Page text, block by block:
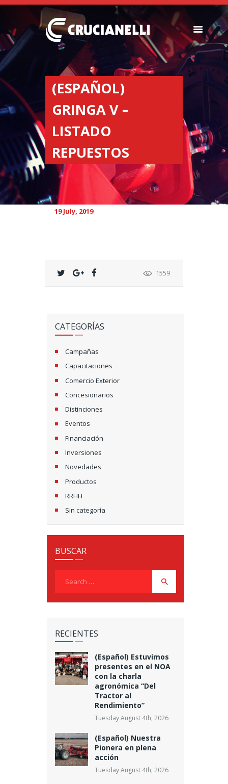
(ESPAÑOL)
GRINGA V –
LISTADO
REPUESTOS
SEEDERS
FERTILIZER
SPREADERS
ABOUT US
DEALERSHIPS
NEWS
COMPANY
CONTACT
19 July, 2019
1559
CATEGORÍAS
Campañas
Capacitaciones
Comercio Exterior
Concesionarios
Distinciones
Eventos
Financiación
Inversiones
Novedades
Productos
RRHH
Sin categoría
BUSCAR
RECIENTES
(Español) Estuvimos
presentes en el NOA
con la charla
agronómica “Del
Tractor al
Rendimiento”
Tuesday August 4th, 2026
(Español) Nuestra
Pionera en plena
acción
Tuesday August 4th, 2026